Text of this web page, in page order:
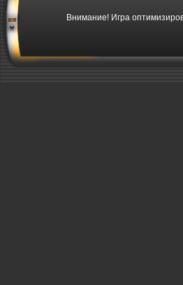
Внимание! Игра